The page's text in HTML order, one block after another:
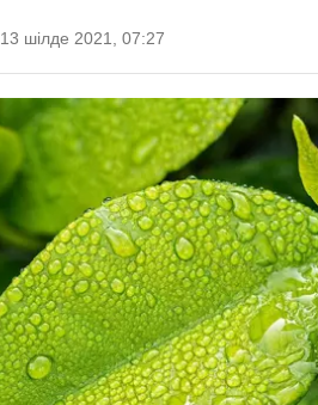
13 шілде 2021, 07:27